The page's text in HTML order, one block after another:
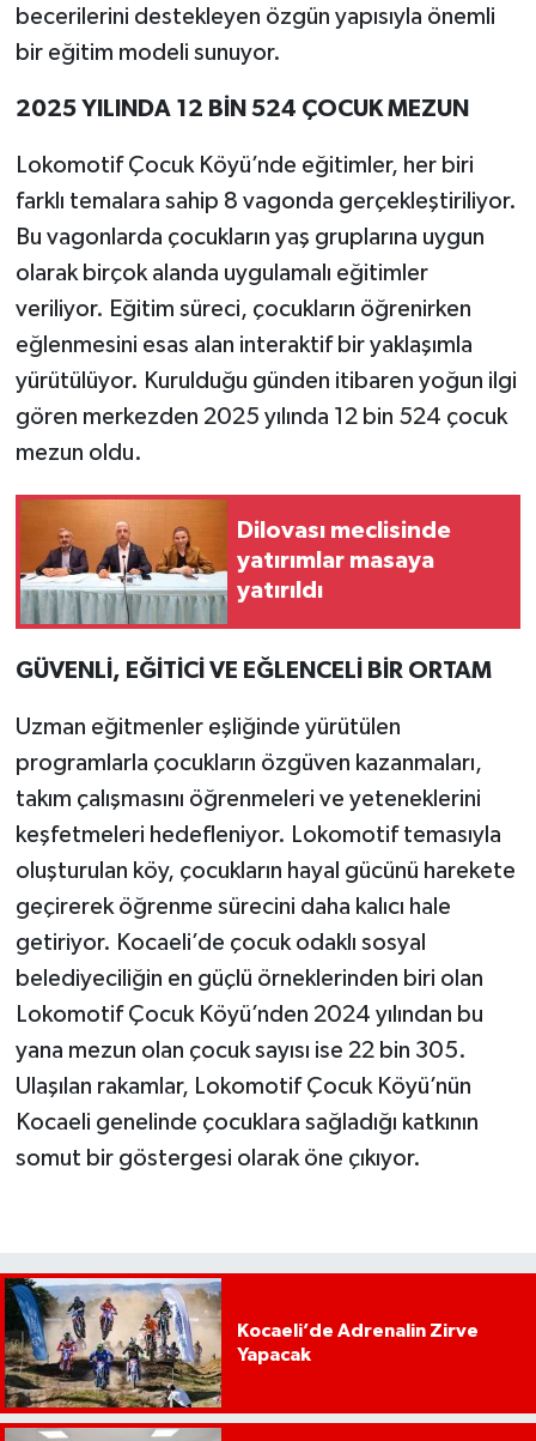
becerilerini destekleyen özgün yapısıyla önemli
bir eğitim modeli sunuyor.
2025 YILINDA 12 BİN 524 ÇOCUK MEZUN
Lokomotif Çocuk Köyü’nde eğitimler, her biri
farklı temalara sahip 8 vagonda gerçekleştiriliyor.
Bu vagonlarda çocukların yaş gruplarına uygun
olarak birçok alanda uygulamalı eğitimler
veriliyor. Eğitim süreci, çocukların öğrenirken
eğlenmesini esas alan interaktif bir yaklaşımla
yürütülüyor. Kurulduğu günden itibaren yoğun ilgi
gören merkezden 2025 yılında 12 bin 524 çocuk
mezun oldu.
Dilovası meclisinde
yatırımlar masaya
yatırıldı
GÜVENLİ, EĞİTİCİ VE EĞLENCELİ BİR ORTAM
Uzman eğitmenler eşliğinde yürütülen
programlarla çocukların özgüven kazanmaları,
takım çalışmasını öğrenmeleri ve yeteneklerini
keşfetmeleri hedefleniyor. Lokomotif temasıyla
oluşturulan köy, çocukların hayal gücünü harekete
geçirerek öğrenme sürecini daha kalıcı hale
getiriyor. Kocaeli’de çocuk odaklı sosyal
belediyeciliğin en güçlü örneklerinden biri olan
Lokomotif Çocuk Köyü’nden 2024 yılından bu
yana mezun olan çocuk sayısı ise 22 bin 305.
Ulaşılan rakamlar, Lokomotif Çocuk Köyü’nün
Kocaeli genelinde çocuklara sağladığı katkının
somut bir göstergesi olarak öne çıkıyor.
Kocaeli’de Adrenalin Zirve
Yapacak